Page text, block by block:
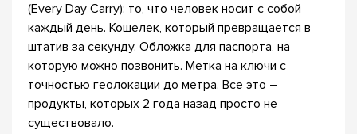
(Every Day Carry): то, что человек носит с собой
каждый день. Кошелек, который превращается в
штатив за секунду. Обложка для паспорта, на
которую можно позвонить. Метка на ключи с
точностью геолокации до метра. Все это –
продукты, которых 2 года назад просто не
существовало.